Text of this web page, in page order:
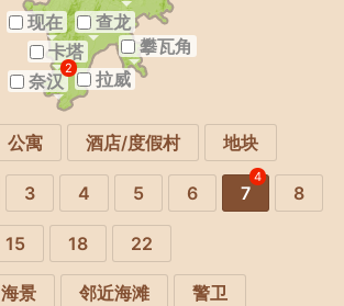
查龙
现在
攀瓦角
卡塔
拉威
奈汉
2
公寓 酒店/度假村 地块
3 4 5 6 7
4
8
15 18 22
海景 邻近海滩 警卫